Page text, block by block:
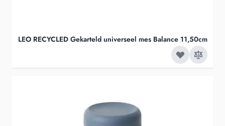
LEO RECYCLED Gekarteld universeel mes Balance 11,50cm